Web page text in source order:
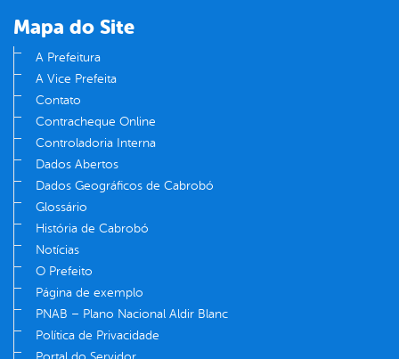
Mapa do Site
A Prefeitura
A Vice Prefeita
Contato
Contracheque Online
Controladoria Interna
Dados Abertos
Dados Geográficos de Cabrobó
Glossário
História de Cabrobó
Notícias
O Prefeito
Página de exemplo
PNAB – Plano Nacional Aldir Blanc
Política de Privacidade